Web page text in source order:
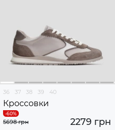
36 37 38 39 40
Кроссовки
2279 грн
5698 грн